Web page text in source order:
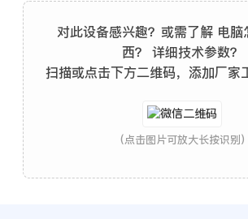
对此设备感兴趣？或需了解 电脑
西？ 详细技术参数？
扫描或点击下方二维码，添加厂家
(点击图片可放大长按识别)